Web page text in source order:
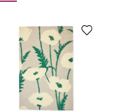
639.00
140cmx200cm
875.00€